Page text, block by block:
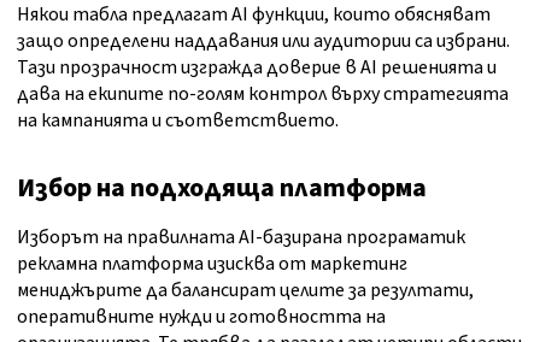
Някои табла предлагат AI функции, които обясняват
защо определени наддавания или аудитории са избрани.
Тази прозрачност изгражда доверие в AI решенията и
дава на екипите по-голям контрол върху стратегията
на кампанията и съответствието.
Избор на подходяща платформа
Изборът на правилната AI-базирана програматик
рекламна платформа изисква от маркетинг
мениджърите да балансират целите за резултати,
оперативните нужди и готовността на